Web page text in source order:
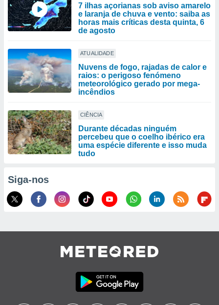
7 ilhas açorianas sob aviso amarelo
e laranja de chuva e vento: saiba as
horas mais críticas desta quinta, 6
de agosto
ATUALIDADE
Nuvens de fogo, rajadas de calor e
raios: o perigoso fenómeno
meteorológico gerado por mega-
incêndios
CIÊNCIA
Durante décadas ninguém
percebeu que o coelho ibérico era
uma espécie diferente e isso muda
tudo
Siga-nos